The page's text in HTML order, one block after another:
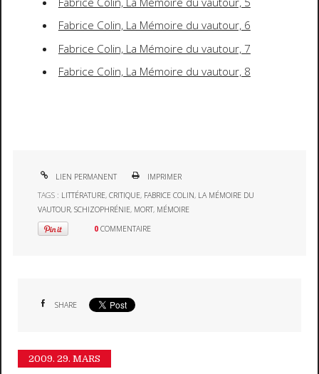
Fabrice Colin, La Mémoire du vautour, 6
Fabrice Colin, La Mémoire du vautour, 7
Fabrice Colin, La Mémoire du vautour, 8
LIEN PERMANENT
IMPRIMER
TAGS : LITTÉRATURE,CRITIQUE, FABRICE COLIN, LA MÉMOIRE DU
VAUTOUR,SCHIZOPHRÉNIE, MORT, MÉMOIRE
0 COMMENTAIRE
SHARE
2009. 29. MARS